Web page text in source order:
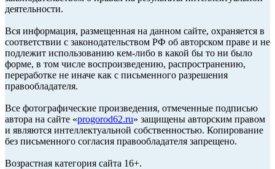
деятельности.
Вся информация, размещенная на данном сайте, охраняется в
соответствии с законодательством РФ об авторском праве и не
подлежит использованию кем-либо в какой бы то ни было
форме, в том числе воспроизведению, распространению,
переработке не иначе как с письменного разрешения
правообладателя.
Все фотографические произведения, отмеченные подписью
автора на сайте «progorod62.ru» защищены авторским правом
и являются интеллектуальной собственностью. Копирование
без письменного согласия правообладателя запрещено.
Возрастная категория сайта 16+.